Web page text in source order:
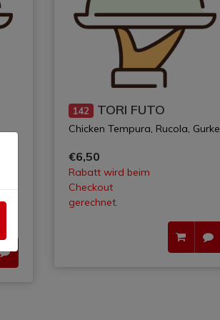
142 TORI FUTO
Chicken Tempura, Rucola, Gurke
€6,50
Rabatt wird beim
Checkout
gerechnet.